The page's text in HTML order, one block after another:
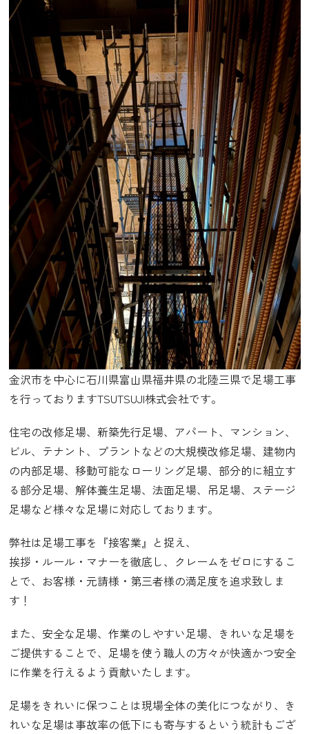
金沢市を中心に石川県富山県福井県の北陸三県で足場工事
を行っておりますTSUTSUJI株式会社です。
住宅の改修足場、新築先行足場、アパート、マンション、
ビル、テナント、プラントなどの大規模改修足場、建物内
の内部足場、移動可能なローリング足場、部分的に組立す
る部分足場、解体養生足場、法面足場、吊足場、ステージ
足場など様々な足場に対応しております。
弊社は足場工事を『接客業』と捉え、
挨拶・ルール・マナーを徹底し、クレームをゼロにするこ
とで、お客様・元請様・第三者様の満足度を追求致しま
す！
また、安全な足場、作業のしやすい足場、きれいな足場を
ご提供することで、足場を使う職人の方々が快適かつ安全
に作業を行えるよう貢献いたします。
足場をきれいに保つことは現場全体の美化につながり、き
れいな足場は事故率の低下にも寄与するという統計もござ